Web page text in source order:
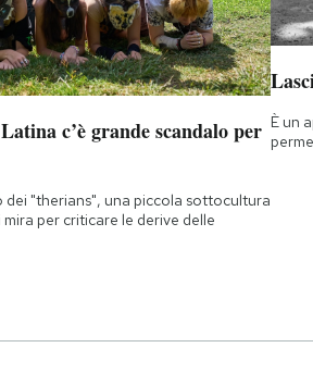
c’è grande scandalo per
dei "therians", una piccola sottocultura
per criticare le derive delle
È un